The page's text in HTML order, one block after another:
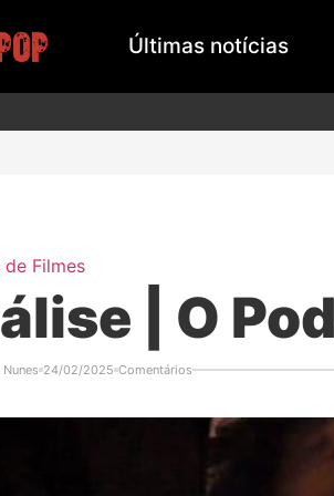
Últimas notícias
de Filmes
| O
24/02/2025 Comentários